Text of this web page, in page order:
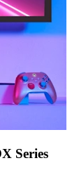
Series